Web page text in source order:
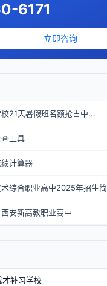
6171
立即咨询
21天暑假班名额抢占中...
工具
计算器
综合职业高中2025年招生
安新高教职业高中
才补习学校